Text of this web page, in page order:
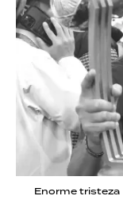
Enorme tristeza